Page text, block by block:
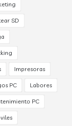
SD
Impresoras
PC Labores
PC